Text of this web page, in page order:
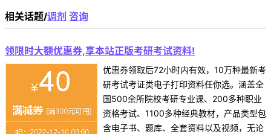
相关话题/调剂 咨询
领限时大额优惠券,享本站正版考研考试资料!
优惠券领取后72小时内有效，10万种最新考
研考试考证类电子打印资料任你选。涵盖全
国500余所院校考研专业课、200多种职业
资格考试、1100多种经典教材，产品类型包
含电子书、题库、全套资料以及视频，无论